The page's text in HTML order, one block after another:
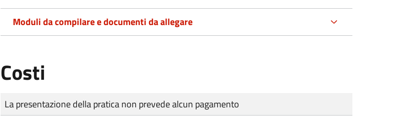
Moduli da compilare e documenti da allegare
Costi
Tipo di pagamento
Importo
La presentazione della pratica non prevede alcun pagamento